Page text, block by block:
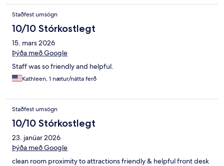
Staðfest umsögn
10/10 Stórkostlegt
15. mars 2026
Þýða með Google
Staff was so friendly and helpful.
Kathleen, 1 nætur/nátta ferð
Staðfest umsögn
10/10 Stórkostlegt
23. janúar 2026
Þýða með Google
clean room proximity to attractions friendly & helpful front desk